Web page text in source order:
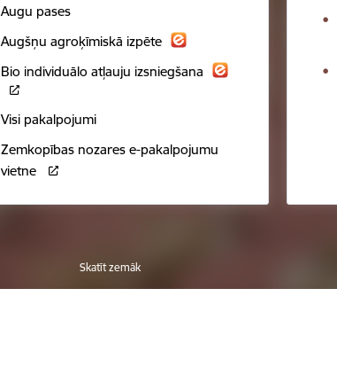
Augu pases
Augšņu agroķīmiskā izpēte
Bio individuālo atļauju izsniegšana
Visi pakalpojumi
Zemkopības nozares e-pakalpojumu
vietne
Skatīt zemāk